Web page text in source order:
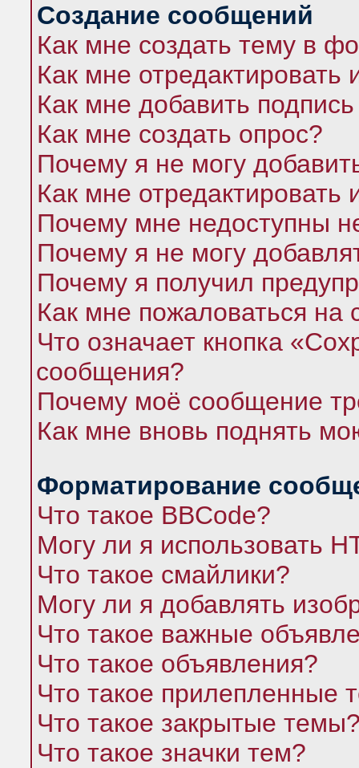
Создание сообщений
Как мне создать тему в
Как мне
Как мне добавить
Как мне создать опрос?
Почему я не могу
Как мне отредактировать
Почему мне недоступны
Почему я не могу
Почему я получил
Как мне пожаловаться
Что означает кнопка
сообщения?
Почему моё сообщение
Как мне вновь поднять
Форматирование
Что такое BBCode?
Могу ли я использовать
Что такое смайлики?
Могу ли я добавлять
Что такое важные
Что такое объявления?
Что такое прилепленные
Что такое закрытые
Что такое значки тем?